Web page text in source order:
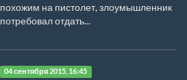
похожим на пистолет, злоумышленник
потребовал отдать...
04 сентября 2015, 16:45